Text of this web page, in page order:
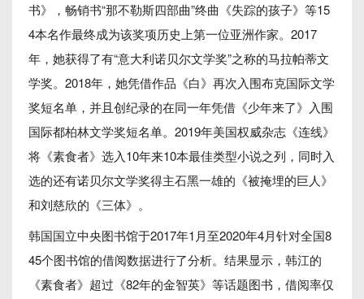
书》，畅销书“那不勒斯四部曲”终曲《失踪的孩子》等15
4本名作最终成为该奖项历史上第一位亚洲作家。2017
年，她获得了有“意大利诺贝尔文学奖”之称的马拉帕蒂文
学奖。2018年，她凭借作品《白》再次入围布克国际文学
奖短名单，并且创纪录的在同一年凭借《少年来了》入围
国际都柏林文学奖短名单。2019年美国权威杂志《连线》
将《素食者》选入10年来10本最佳类型小说之列，同时入
选的还有诺贝尔文学奖得主石黑一雄的《被掩埋的巨人》
和刘慈欣的《三体》。
韩国国立中央图书馆于2017年1月至2020年4月针对全国8
45个图书馆的借阅数据进行了分析。结果显示，韩江的
《素食者》超过《82年的金智英》等话题图书，借阅率仅